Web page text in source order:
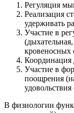
Регуляция
Реализация
удерживать
Участие в
кровеносных
Координация
Участие в
поощрения
В физиологии